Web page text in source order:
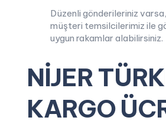
Düzenli gönderileriniz
müşteri temsilcilerimiz ile
uygun rakamlar alabilirsiniz.
NİJER
KARGO